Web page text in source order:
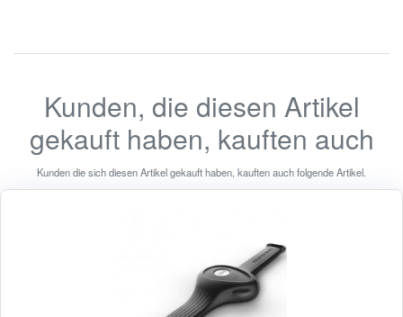
Kunden, die diesen Artikel
gekauft haben, kauften auch
Kunden die sich diesen Artikel gekauft haben, kauften auch folgende Artikel.